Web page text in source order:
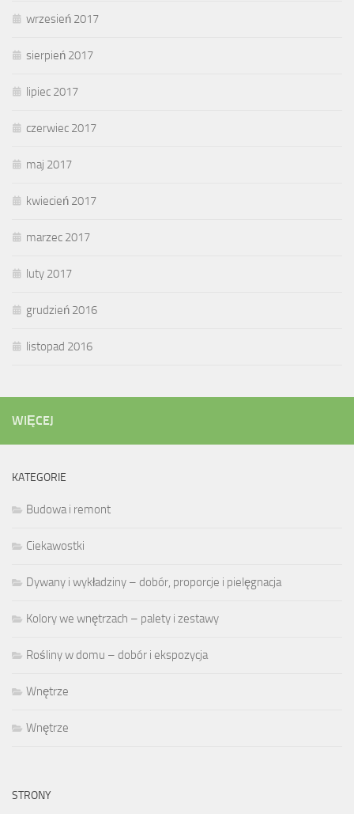
wrzesień 2017
sierpień 2017
lipiec 2017
czerwiec 2017
maj 2017
kwiecień 2017
marzec 2017
luty 2017
grudzień 2016
listopad 2016
WIĘCEJ
KATEGORIE
Budowa i remont
Ciekawostki
Dywany i wykładziny – dobór, proporcje i pielęgnacja
Kolory we wnętrzach – palety i zestawy
Rośliny w domu – dobór i ekspozycja
Wnętrze
Wnętrze
STRONY